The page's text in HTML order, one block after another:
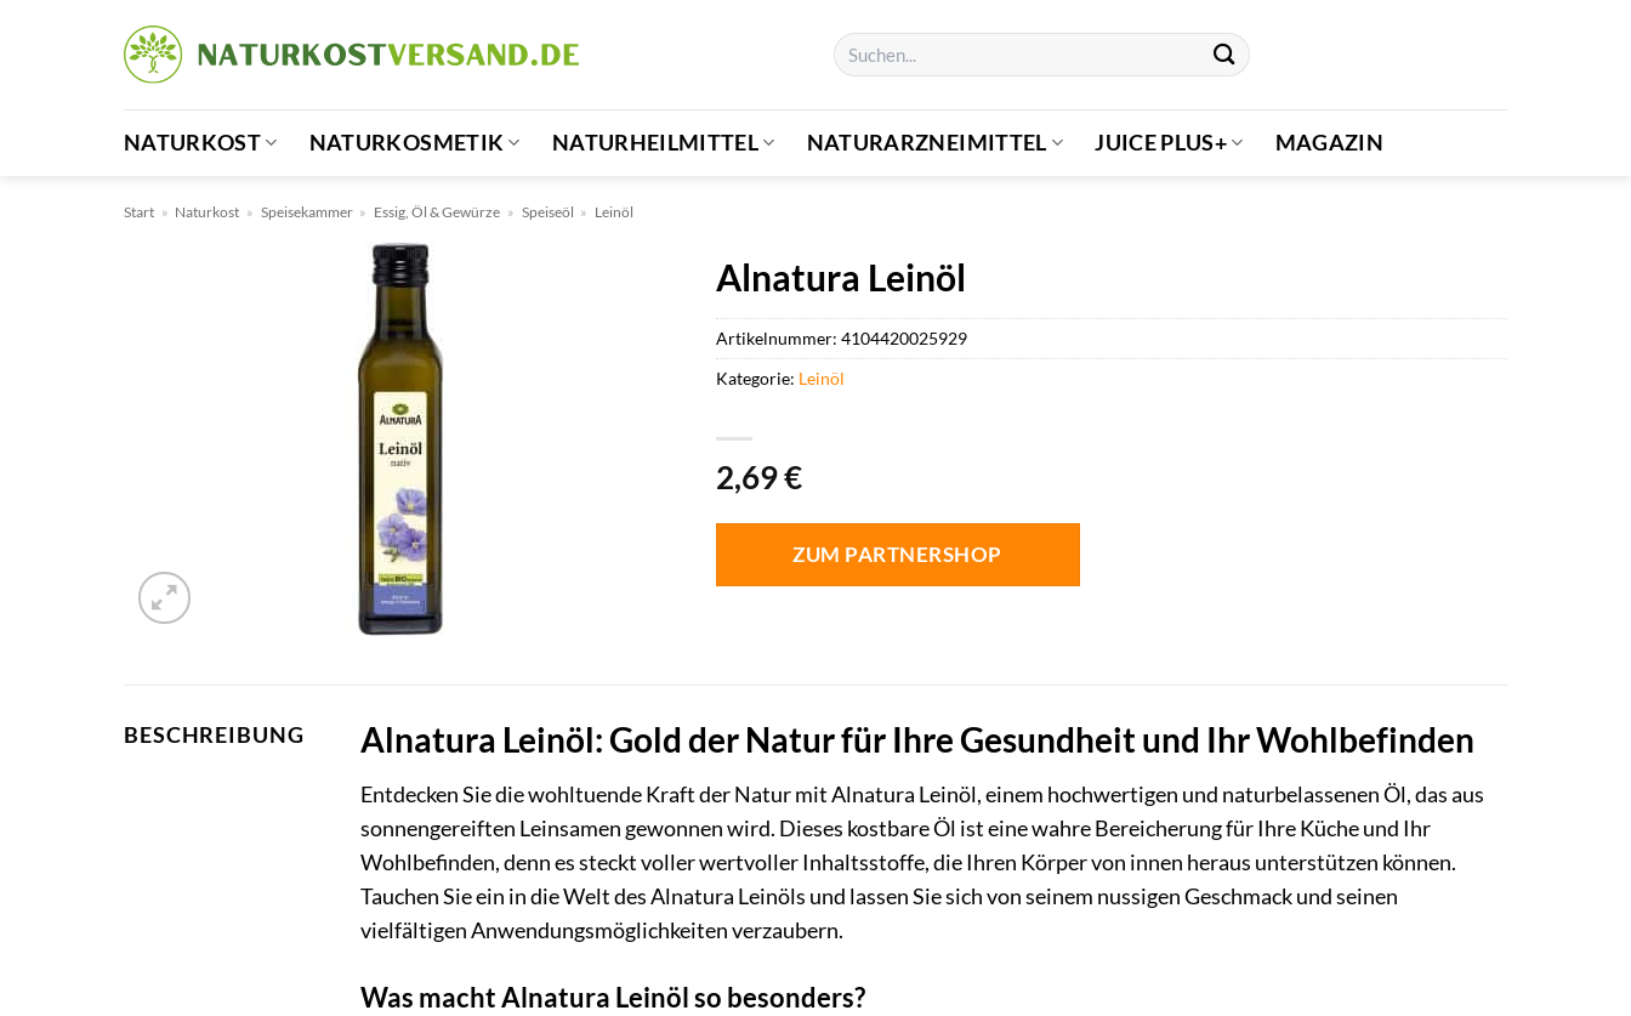
Suchen
nach:
NATURKOST NATURKOSMETIK NATURHEILMITTEL NATURARZNEIMITTEL JUICE PLUS+ MAGAZIN
Start » Naturkost » Speisekammer » Essig, Öl & Gewürze » Speiseöl » Leinöl
Alnatura Leinöl
2,69€
ZUM PARTNERSHOP
Artikelnummer: 4104420025929
Kategorie: Leinöl
BESCHREIBUNG Alnatura Leinöl: Gold der Natur für Ihre Gesundheit und Ihr Wohlbefinden
Entdecken Sie die wohltuende Kraft der Natur mit Alnatura Leinöl, einem hochwertigen und naturbelassenen Öl, das aus
sonnengereiften Leinsamen gewonnen wird. Dieses kostbare Öl ist eine wahre Bereicherung für Ihre Küche und Ihr
Wohlbefinden, denn es steckt voller wertvoller Inhaltsstoffe, die Ihren Körper von innen heraus unterstützen können.
Tauchen Sie ein in die Welt des Alnatura Leinöls und lassen Sie sich von seinem nussigen Geschmack und seinen
vielfältigen Anwendungsmöglichkeiten verzaubern.
Was macht Alnatura Leinöl so besonders?